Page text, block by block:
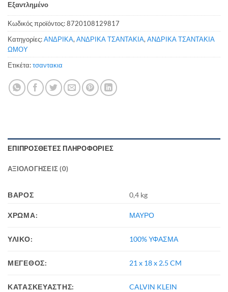
Εξαντλημένο
Κωδικός προϊόντος:8720108129817
Κατηγορίες:ΑΝΔΡΙΚΑ, ΑΝΔΡΙΚΑ ΤΣΑΝΤΑΚΙΑ, ΑΝΔΡΙΚΑ ΤΣΑΝΤΑΚΙΑ
ΩΜΟΥ
Ετικέτα:τσαντακια
ΕΠΙΠΡΌΣΘΕΤΕΣ ΠΛΗΡΟΦΟΡΊΕΣ
ΑΞΙΟΛΟΓΉΣΕΙΣ (0)
ΒΆΡΟΣ 0,4 kg
ΧΡΩΜΑ: ΜΑΥΡΟ
ΥΛΙΚΟ: 100% ΥΦΑΣΜΑ
ΜΕΓΕΘΟΣ: 21 x 18 x 2.5 CM
ΚΑΤΑΣΚΕΥΑΣΤΗΣ: CALVIN KLEIN